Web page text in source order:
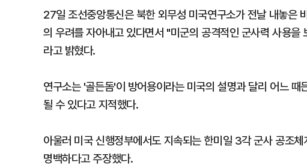
27일 조선중앙통신은 북한 외무성 미국연구소가 전날 내놓은
의 우려를 자아내고 있다면서 "미군의 공격적인 군사력 사용
라고 밝혔다.
연구소는 '골든돔'이 방어용이라는 미국의 설명과 달리 어느
될 수 있다고 지적했다.
아울러 미국 신행정부에서도 지속되는 한미일 3각 군사 공조
명백하다고 주장했다.